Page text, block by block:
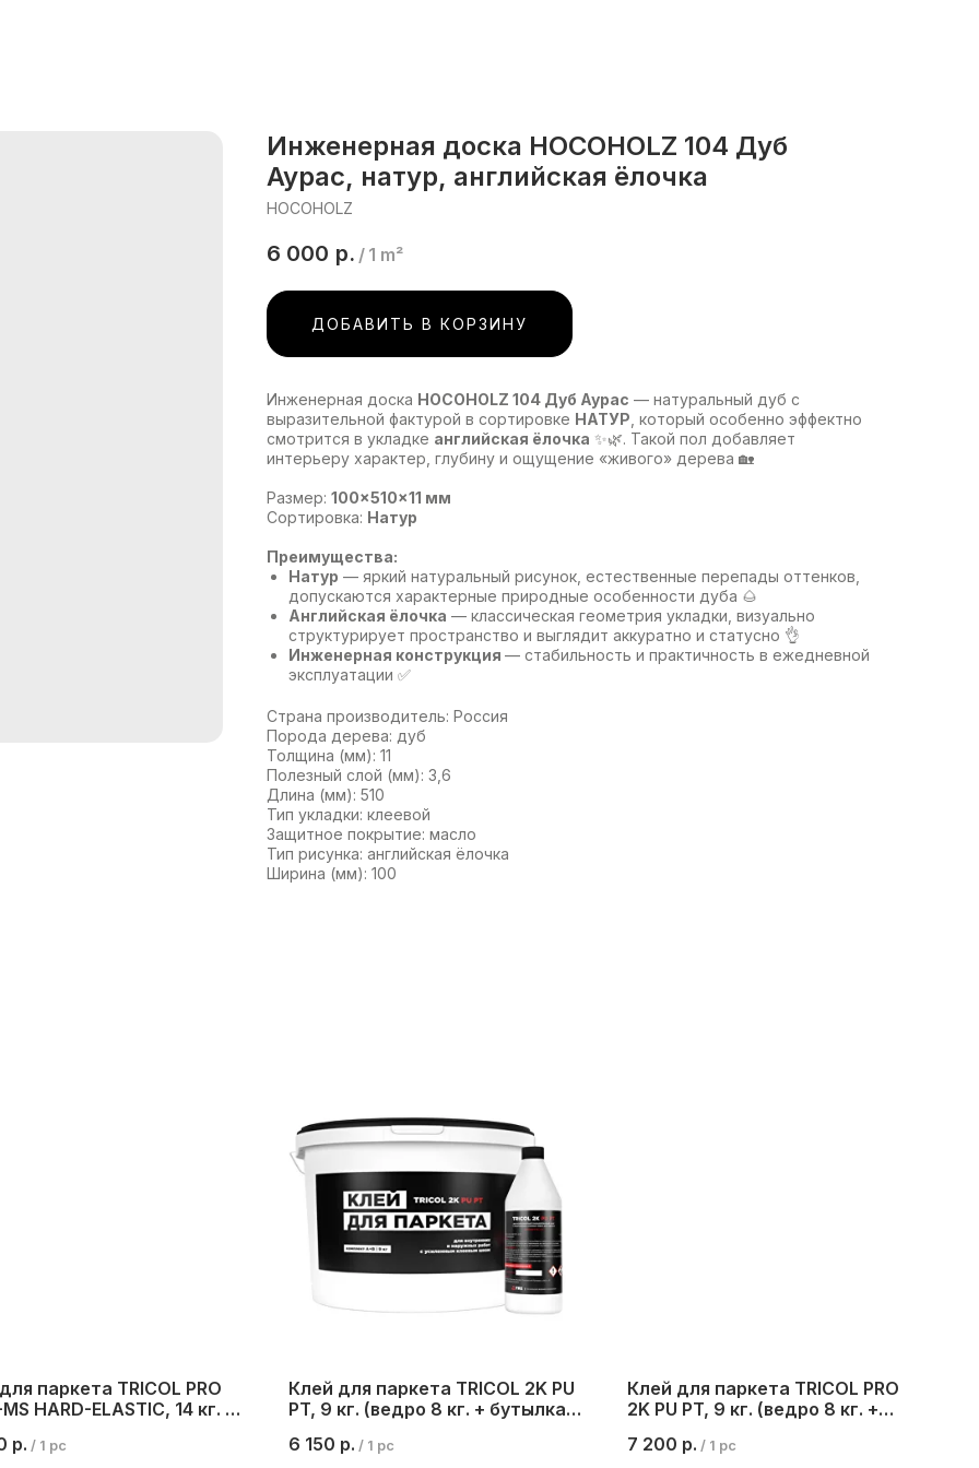
Инженерная доска HOCOHOLZ 104 Дуб
Аурас, натур, английская ёлочка
HOCOHOLZ
6 000 р. / 1 m²
ДОБАВИТЬ В КОРЗИНУ
Инженерная доска HOCOHOLZ 104 Дуб Аурас — натуральный дуб с
выразительной фактурой в сортировке НАТУР , который особенно эффектно
смотрится в укладке английская ёлочка ✨🌿. Такой пол добавляет
интерьеру характер, глубину и ощущение «живого» дерева 🏡
Размер: 100×510×11 мм
Сортировка: Натур
Преимущества:
Натур — яркий натуральный рисунок, естественные перепады оттенков,
допускаются характерные природные особенности дуба 🌰
Английская ёлочка — классическая геометрия укладки, визуально
структурирует пространство и выглядит аккуратно и статусно 👌
Инженерная конструкция — стабильность и практичность в ежедневной
эксплуатации ✅
Страна производитель: Россия
Порода дерева: дуб
Толщина (мм): 11
Полезный слой (мм): 3,6
Длина (мм): 510
Тип укладки: клеевой
Защитное покрытие: масло
Тип рисунка: английская ёлочка
Ширина (мм): 100
паркета TRICOL PRO
HARD-ELASTIC, 14 кг. (2
р. / 1 pc
Клей для паркета TRICOL 2K PU
PT, 9 кг. (ведро 8 кг. + бутылка 1
6 150 р. / 1 pc
Клей для паркета TRICOL PRO
2K PU PT, 9 кг. (ведро 8 кг. +
7 200 р. / 1 pc